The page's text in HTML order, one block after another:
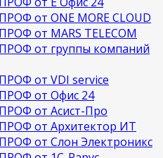
от ONE MORE CLOUD
от MARS TELECOM
от группы компаний
от VDI service
от Офис 24
от Асист-Про
от Архитектор ИТ
от Слон Электроникс